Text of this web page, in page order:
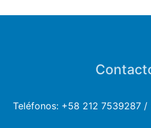
Teléfonos: +58 212 7539287 /